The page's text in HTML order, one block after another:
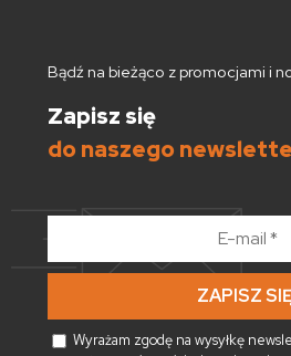
Bądź na bieżąco z promocjami i
Zapisz się
do naszego
*
Wyrażam zgodę na wysyłkę